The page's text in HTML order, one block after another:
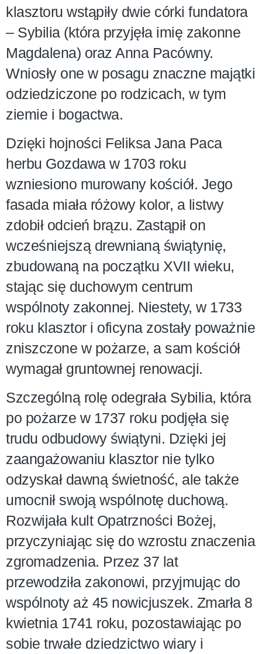
klasztoru wstąpiły dwie córki fundatora
– Sybilia (która przyjęła imię zakonne
Magdalena) oraz Anna Pacówny.
Wniosły one w posagu znaczne majątki
odziedziczone po rodzicach, w tym
ziemie i bogactwa.
Dzięki hojności Feliksa Jana Paca
herbu Gozdawa w 1703 roku
wzniesiono murowany kościół. Jego
fasada miała różowy kolor, a listwy
zdobił odcień brązu. Zastąpił on
wcześniejszą drewnianą świątynię,
zbudowaną na początku XVII wieku,
stając się duchowym centrum
wspólnoty zakonnej. Niestety, w 1733
roku klasztor i oficyna zostały poważnie
zniszczone w pożarze, a sam kościół
wymagał gruntownej renowacji.
Szczególną rolę odegrała Sybilia, która
po pożarze w 1737 roku podjęła się
trudu odbudowy świątyni. Dzięki jej
zaangażowaniu klasztor nie tylko
odzyskał dawną świetność, ale także
umocnił swoją wspólnotę duchową.
Rozwijała kult Opatrzności Bożej,
przyczyniając się do wzrostu znaczenia
zgromadzenia. Przez 37 lat
przewodziła zakonowi, przyjmując do
wspólnoty aż 45 nowicjuszek. Zmarła 8
kwietnia 1741 roku, pozostawiając po
sobie trwałe dziedzictwo wiary i